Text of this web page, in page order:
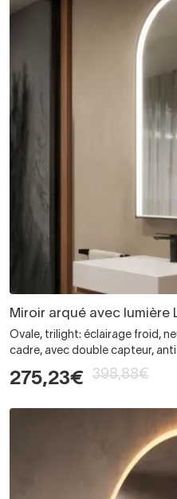
Miroir arqué avec lumière
Ovale, trilight: éclairage froid,
cadre, avec double capteur,
275,23€ 398,88€